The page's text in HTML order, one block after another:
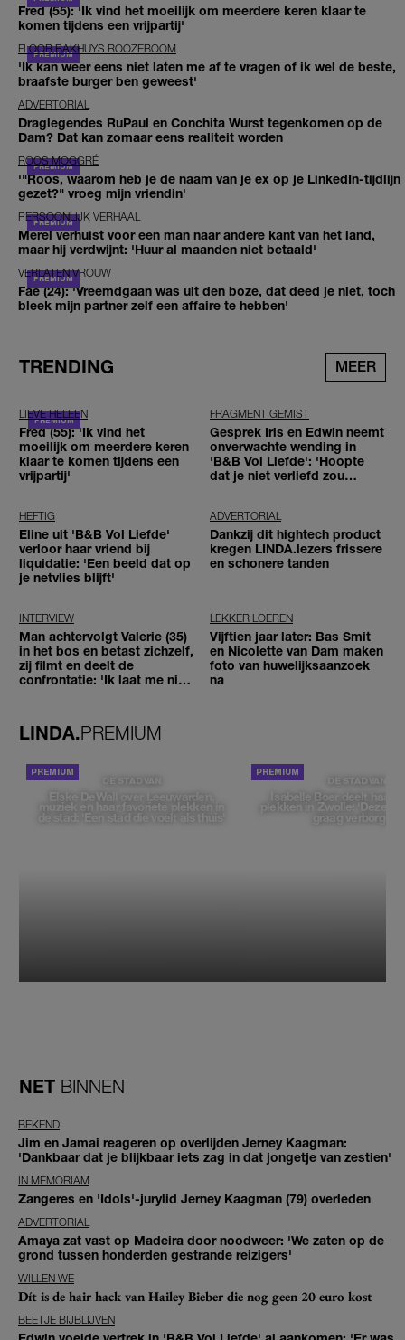
Fred (55): 'Ik vind het moeilijk om meerdere keren klaar te
komen tijdens een vrijpartij'
FLOOR BAKHUYS ROOZEBOOM
'Ik kan weer eens niet laten me af te vragen of ik wel de beste,
braafste burger ben geweest'
ADVERTORIAL
Draglegendes RuPaul en Conchita Wurst tegenkomen op de
Dam? Dat kan zomaar eens realiteit worden
ROOS MOGGRÉ
'"Roos, waarom heb je de naam van je ex op je LinkedIn-tijdlijn
gezet?" vroeg mijn vriendin'
PERSOONLIJK VERHAAL
Merel verhuist voor een man naar andere kant van het land,
maar hij verdwijnt: 'Huur al maanden niet betaald'
VERLATEN VROUW
Fae (24): 'Vreemdgaan was uit den boze, dat deed je niet, toch
bleek mijn partner zelf een affaire te hebben'
TRENDING MEER
LIEVE HELEEN
Fred (55): 'Ik vind het
moeilijk om meerdere keren
klaar te komen tijdens een
vrijpartij'
FRAGMENT GEMIST
Gesprek Iris en Edwin neemt
onverwachte wending in
'B&B Vol Liefde': 'Hoopte
dat je niet verliefd zou
HEFTIG
Eline uit 'B&B Vol Liefde'
verloor haar vriend bij
liquidatie: 'Een beeld dat op
je netvlies blijft'
ADVERTORIAL
Dankzij dit hightech product
kregen LINDA.lezers frissere
en schonere tanden
INTERVIEW
Man achtervolgt Valerie (35)
in het bos en betast zichzelf,
zij filmt en deelt de
confrontatie: 'Ik laat me niet
LEKKER LOEREN
Vijftien jaar later: Bas Smit
en Nicolette van Dam maken
foto van huwelijksaanzoek
na
LINDA.PREMIUM
DE STAD VAN
Elske DeWall over Leeuwarden,
muziek en haar favoriete plekken in
de stad: 'Een stad die voelt als thuis'
DE STAD VAN
Isabelle Boer deelt haar
plekken in Zwolle: 'Deze
graag verborgen'
NET BINNEN
BEKEND
Jim en Jamai reageren op overlijden Jerney Kaagman:
'Dankbaar dat je blijkbaar iets zag in dat jongetje van zestien'
IN MEMORIAM
Zangeres en 'Idols'-jurylid Jerney Kaagman (79) overleden
ADVERTORIAL
Amaya zat vast op Madeira door noodweer: 'We zaten op de
grond tussen honderden gestrande reizigers'
WILLEN WE
Dít is de hair hack van Hailey Bieber die nog geen 20 euro kost
BEETJE BIJBLIJVEN